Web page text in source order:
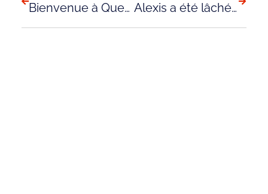
Bienvenue à Quentin, notre nouvel instructeur bénévole ! Alexis a été lâché par Nicolas sur AT-3